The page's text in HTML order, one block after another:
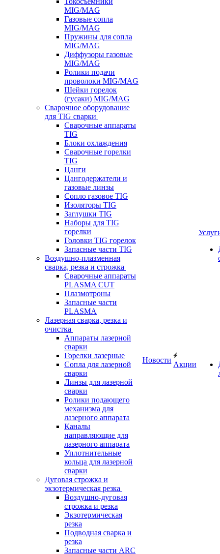
MIG/MAG
Газовые сопла
MIG/MAG
Пружины для сопла
MIG/MAG
Диффузоры газовые
MIG/MAG
Ролики подачи
проволоки MIG/MAG
Шейки горелок
(гусаки) MIG/MAG
Сварочное оборудование
для TIG сварки
Сварочные аппараты
TIG
Блоки охлаждения
Сварочные горелки
TIG
Цанги
Цангодержатели и
газовые линзы
Сопло газовое TIG
Изоляторы TIG
Заглушки TIG
Наборы для TIG
горелки
Головки TIG горелок
Запасные части TIG
Воздушно-плазменная
сварка, резка и строжка
Сварочные аппараты
PLASMA CUT
Плазмотроны
Запасные части
PLASMA
Лазерная сварка, резка и
очистка
Аппараты лазерной
сварки
Горелки лазерные
Сопла для лазерной
сварки
Линзы для лазерной
сварки
Ролики подающего
механизма для
лазерного аппарата
Каналы
направляющие для
лазерного аппарата
Уплотнительные
кольца для лазерной
сварки
Дуговая строжка и
экзотермическая резка
Воздушно-дуговая
строжка и резка
Экзотермическая
резка
Подводная сварка и
резка
Запасные части ARC
Новости
Акции